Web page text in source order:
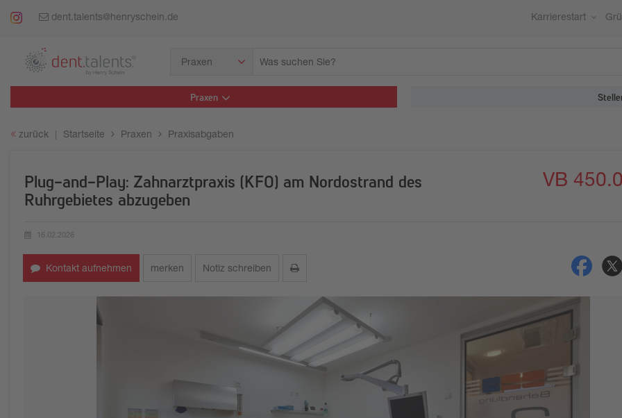
dent.talents@henryschein.de Karrierestart
Praxen
suchen
Sie?
Praxen
zurück Startseite Praxen Praxisabgaben
Plug-and-Play: Zahnarztpraxis (KFO) am Nordostrand des
Ruhrgebietes abzugeben
VB
16.02.2026
Kontakt aufnehmen merken Notiz schreiben